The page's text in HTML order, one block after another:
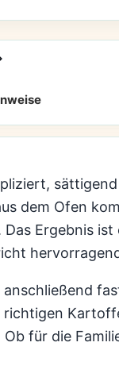
dem Ofen
Ergebnis ist
für die